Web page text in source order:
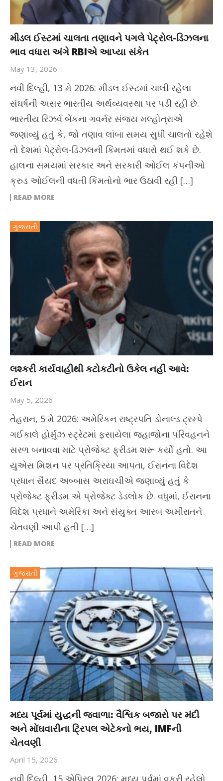
મીડલ ઈસ્ટમાં ચાલતા તણાવને પગલે પેટ્રોલ-ડિઝલના
ભાવ વધારા અંગે RBIએ આપ્યા સંકેત
May 13, 2026
નવી દિલ્હી, 13 મે 2026: મીડલ ઈસ્ટમાં ચાલી રહેલા
સંઘર્ષની અસર ભારતીય અર્થવ્યવસ્થા પર પડી રહી છે.
ભારતીય રિઝર્વ બેંકના ગવર્નર સંજય મલ્હોત્રાએ
જણાવ્યું હતું કે, જો તણાવ લાંબા સમય સુધી ચાલતો રહેશે
તો દેશમાં પેટ્રોલ-ડિઝલની કિંમતમાં વધારો થઈ શકે છે.
હાલના સમયમાં સરકાર અને સરકારી ઓઈલ કંપનીઓ
ક્રુડ ઓઈલની વધતી કિંમતોનો ભાર ઉઠાવી રહી […]
READ MORE
ગુજરાતી
લશ્કરી કાર્યવાહીથી કટોકટીનો ઉકેલ નહીં આવે:
ઈરાન
May 5, 2026
તેહરાન, 5 મે 2026: અમેરિકન રાષ્ટ્રપતિ ડોનાલ્ડ ટ્રમ્પે
ગઈકાલે હોર્મુઝ સ્ટ્રેટમાં ફસાયેલા જહાજોના પરિવહનને
સરળ બનાવવા માટે પ્રોજેક્ટ ફ્રીડમ શરૂ કર્યો હતો. આ
યુએસ મિશન પર પ્રતિક્રિયા આપતા, ઈરાનના વિદેશ
પ્રધાન સૈયદ અબ્બાસ અરાઘચીએ જણાવ્યું હતું કે
પ્રોજેક્ટ ફ્રીડમ એ પ્રોજેક્ટ ડેડલોક છે. વધુમાં, ઈરાનના
વિદેશ પ્રધાને અમેરિકા અને સંયુક્ત આરબ અમીરાતને
ચેતવણી આપી હતી […]
READ MORE
ગુજરાતી
મધ્ય પૂર્વમાં યુદ્ધની જ્વાળા: વૈશ્વિક બજારો પર મંદી
અને મોંઘવારીના ટ્રિપલ એટેકનો ભય, IMFની
ચેતવણી
April 15, 2026
નવી દિલ્હી, 15 એપ્રિલ 2026: મધ્ય પૂર્વમાં વકરી રહેલો